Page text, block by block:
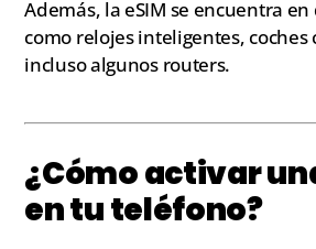
Además, la eSIM se encuentra
como relojes inteligentes, coches
incluso algunos routers.
¿Cómo activar
en tu teléfono?